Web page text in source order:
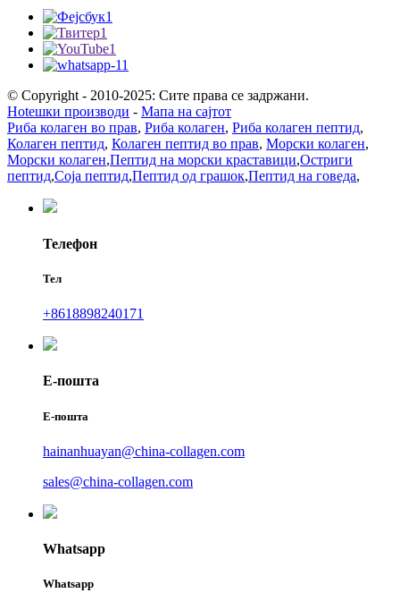
© Copyright - 2010-2025: Сите права се задржани.
Hotешки производи - Мапа на сајтот
Риба колаген во прав, Риба колаген, Риба колаген пептид,
Колаген пептид, Колаген пептид во прав, Морски колаген,
Морски колаген,Пептид на морски краставици,Остриги
пептид,Соја пептид,Пептид од грашок,Пептид на говеда,
Телефон
Тел
+8618898240171
Е-пошта
Е-пошта
hainanhuayan@china-collagen.com
sales@china-collagen.com
Whatsapp
Whatsapp